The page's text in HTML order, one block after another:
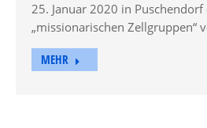
25. Januar 2020 in
„missionarischen Zellgruppen“
MEHR